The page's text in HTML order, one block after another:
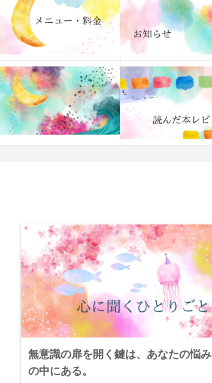
無意識の扉を開く鍵は、あなたの悩み
の中にある。